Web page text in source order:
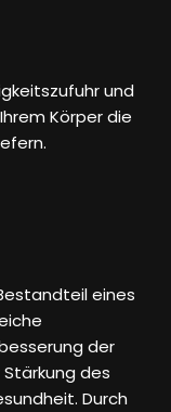
und
Körper die
eines
der
des
Durch